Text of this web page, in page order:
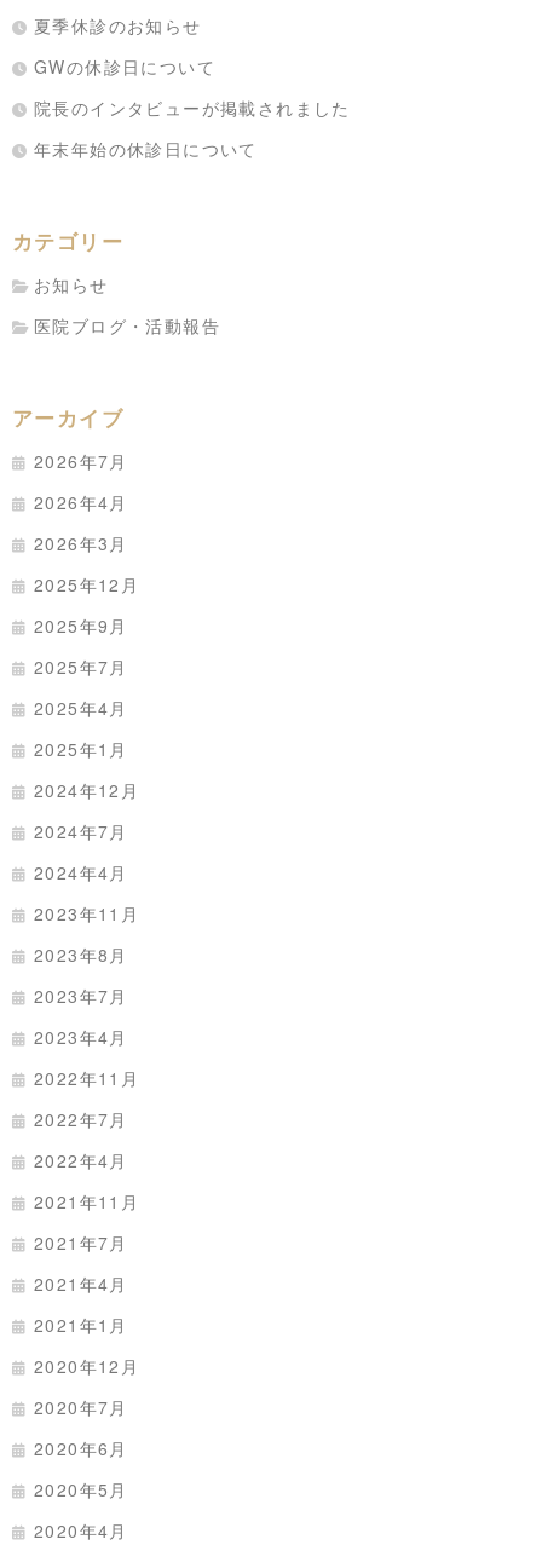
夏季休診のお知らせ
GWの休診日について
院長のインタビューが掲載されました
年末年始の休診日について
カテゴリー
お知らせ
医院ブログ・活動報告
アーカイブ
2026年7月
2026年4月
2026年3月
2025年12月
2025年9月
2025年7月
2025年4月
2025年1月
2024年12月
2024年7月
2024年4月
2023年11月
2023年8月
2023年7月
2023年4月
2022年11月
2022年7月
2022年4月
2021年11月
2021年7月
2021年4月
2021年1月
2020年12月
2020年7月
2020年6月
2020年5月
2020年4月